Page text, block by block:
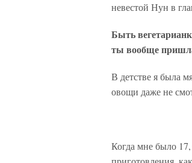
невестой Нун в
Быть
ты вообще
В детстве я была
овощи даже не
Когда мне было